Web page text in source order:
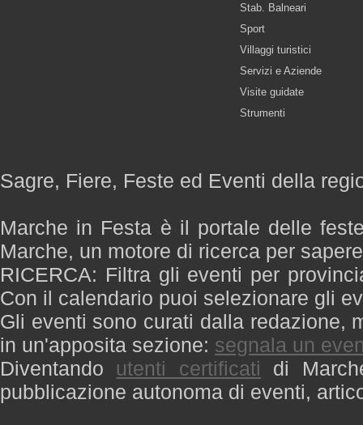
Stab. Balneari
Sport
Villaggi turistici
Servizi e Aziende
Visite guidate
Strumenti
Sagre, Fiere, Feste ed Eventi della
Marche in Festa è il portale delle
Marche, un motore di ricerca per
RICERCA: Filtra gli eventi per
Con il calendario puoi selezionare gli
Gli eventi sono curati dalla redazione,
in un'apposita sezione: segnala un
Diventando utenti certificati di
pubblicazione autonoma di eventi,